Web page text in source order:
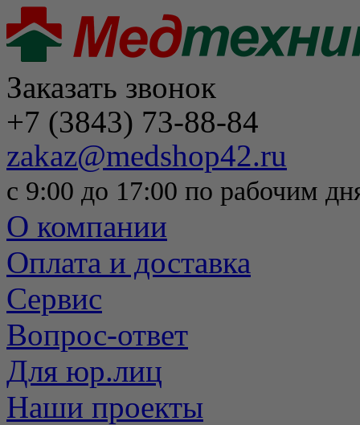
Заказать звонок
+7 (3843) 73-88-84
zakaz@medshop42.ru
с 9:00 до 17:00 по рабочим
О компании
Оплата и доставка
Сервис
Вопрос-ответ
Для юр.лиц
Наши проекты